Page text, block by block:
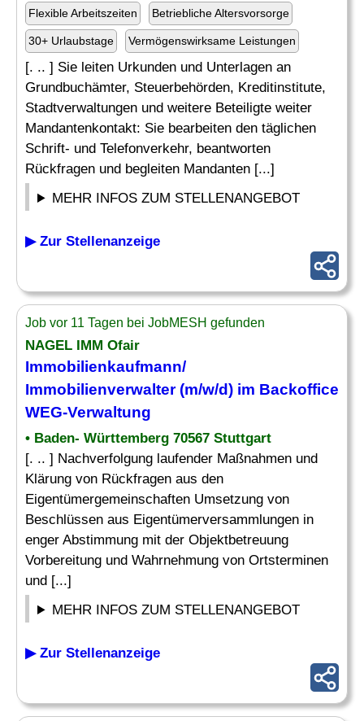
Flexible Arbeitszeiten Betriebliche Altersvorsorge
30+ Urlaubstage Vermögenswirksame Leistungen
[. .. ] Sie leiten Urkunden und Unterlagen an
Grundbuchämter, Steuerbehörden, Kreditinstitute,
Stadtverwaltungen und weitere Beteiligte weiter
Mandantenkontakt: Sie bearbeiten den täglichen
Schrift- und Telefonverkehr, beantworten
Rückfragen und begleiten Mandanten [...]
MEHR INFOS ZUM STELLENANGEBOT
▶ Zur Stellenanzeige
Job vor 11 Tagen bei JobMESH gefunden
NAGEL IMM Ofair
Immobilienkaufmann/
Immobilienverwalter (m/w/d) im Backoffice
WEG-Verwaltung
• Baden- Württemberg 70567 Stuttgart
[. .. ] Nachverfolgung laufender Maßnahmen und
Klärung von Rückfragen aus den
Eigentümergemeinschaften Umsetzung von
Beschlüssen aus Eigentümerversammlungen in
enger Abstimmung mit der Objektbetreuung
Vorbereitung und Wahrnehmung von Ortsterminen
und [...]
MEHR INFOS ZUM STELLENANGEBOT
▶ Zur Stellenanzeige